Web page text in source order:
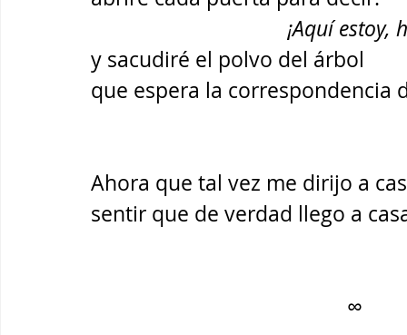
¡Aquí estoy,
y sacudiré el polvo del árbol
que espera la correspondencia
Ahora que tal vez me dirijo a
sentir que de verdad llego a
                                               ∞